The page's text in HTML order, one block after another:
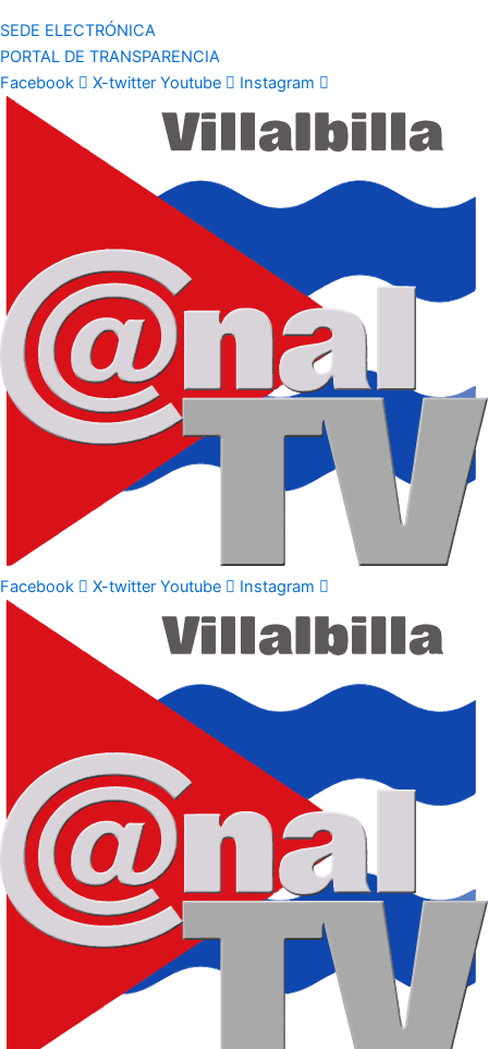
SEDE ELECTRÓNICA
PORTAL DE TRANSPARENCIA
Facebook
X-twitter Youtube Instagram
Facebook X-twitter Youtube Instagram